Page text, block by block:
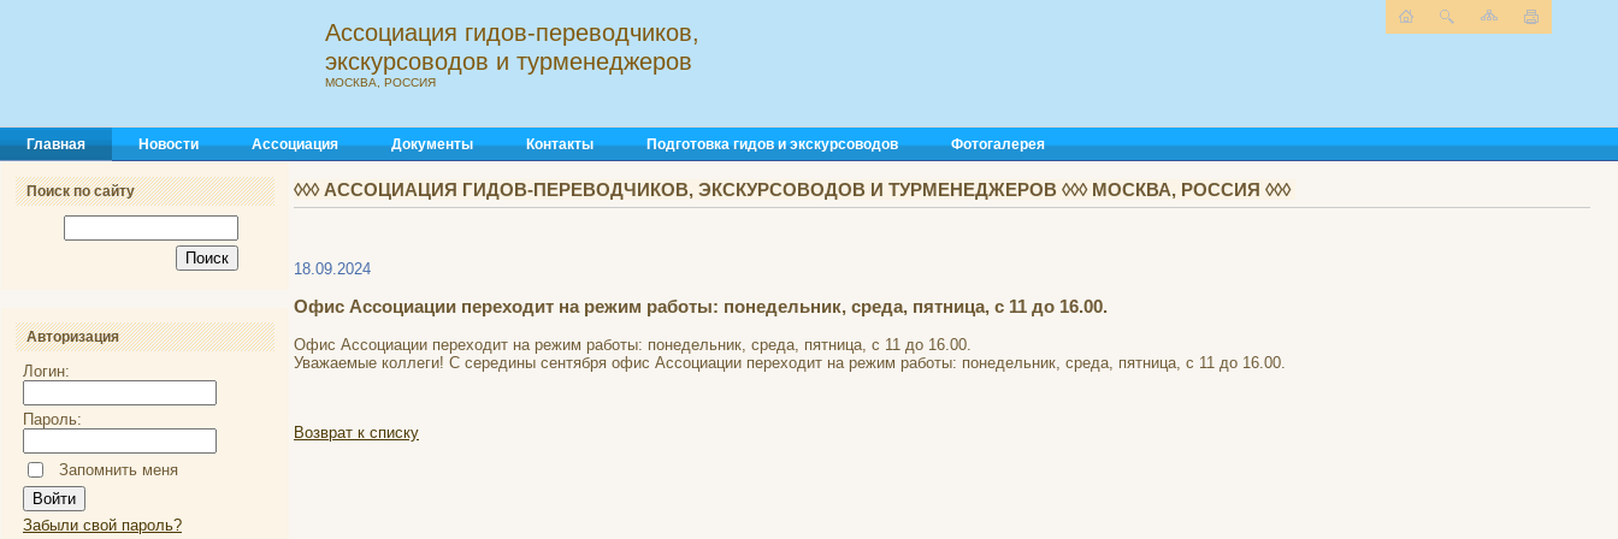
Ассоциация гидов-переводчиков,
экскурсоводов и турменеджеров
МОСКВА, РОССИЯ
Главная Новости Ассоциация Документы Контакты Подготовка гидов и экскурсоводов Фотогалерея
Поиск по сайту
Авторизация
Логин:
Пароль:
Запомнить меня
Забыли свой пароль?
◊◊◊ АССОЦИАЦИЯ ГИДОВ-ПЕРЕВОДЧИКОВ, ЭКСКУРСОВОДОВ И ТУРМЕНЕДЖЕРОВ ◊◊◊ МОСКВА, РОССИЯ ◊◊◊
18.09.2024
Офис Ассоциации переходит на режим работы: понедельник, среда, пятница, с 11 до 16.00.
Офис Ассоциации переходит на режим работы: понедельник, среда, пятница, с 11 до 16.00.
Уважаемые коллеги! С середины сентября офис Ассоциации переходит на режим работы: понедельник, среда, пятница, с 11 до 16.00.
Возврат к списку